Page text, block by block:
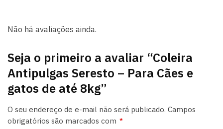
Não há avaliações ainda.
Seja o primeiro a avaliar “Coleira
Antipulgas Seresto – Para Cães e
gatos de até 8kg”
O seu endereço de e-mail não será publicado. Campos
obrigatórios são marcados com *